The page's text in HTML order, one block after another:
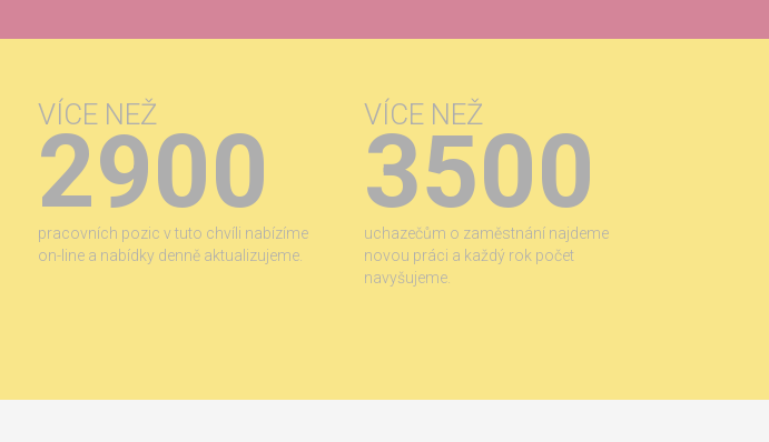
VÍCE NEŽ
2900
pracovních pozic v tuto chvíli nabízíme
on-line a nabídky denně aktualizujeme.
VÍCE NEŽ
3500
uchazečům o zaměstnání najdeme
novou práci a každý rok počet
navyšujeme.